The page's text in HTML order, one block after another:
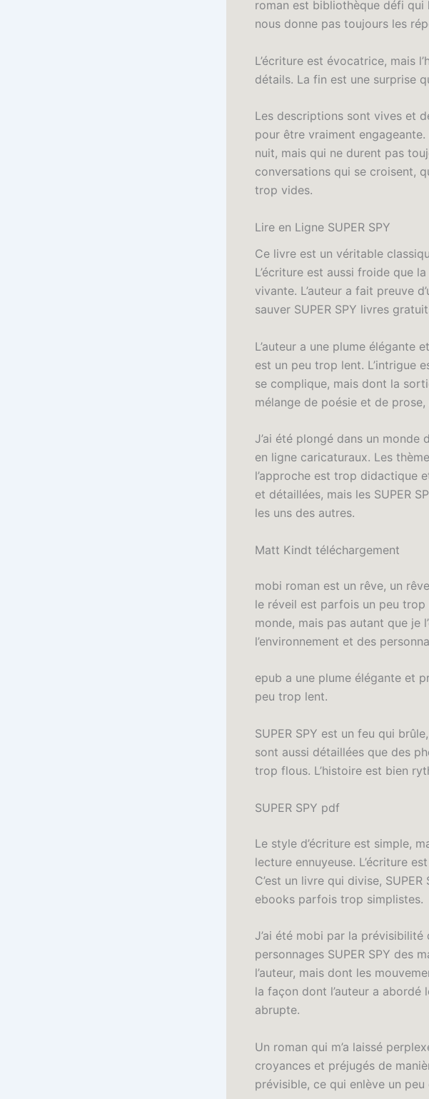
roman est bibliothèque défi qui
nous donne pas toujours les
L’écriture est évocatrice, mais
détails. La fin est une surprise
Les descriptions sont vives et
pour être vraiment
nuit, mais qui ne durent pas
conversations qui se croisent,
trop vides.
Lire en Ligne SUPER SPY
Ce livre est un véritable
L’écriture est aussi froide que
vivante. L’auteur a fait preuve
sauver SUPER SPY livres
L’auteur a une plume élégante
est un peu trop lent. L’intrigue
se complique, mais dont la
mélange de poésie et de
J’ai été plongé dans un
en ligne caricaturaux. Les
l’approche est trop didactique
et détaillées, mais les SUPER
les uns des autres.
Matt Kindt téléchargement
mobi roman est un rêve, un
le réveil est parfois un peu
monde, mais pas autant que je
l’environnement et des
epub a une plume élégante et
peu trop lent.
SUPER SPY est un feu qui
sont aussi détaillées que des
trop flous. L’histoire est bien
SUPER SPY pdf
Le style d’écriture est simple,
lecture ennuyeuse. L’écriture
C’est un livre qui divise,
ebooks parfois trop simplistes.
J’ai été mobi par la prévisibilité
personnages SUPER SPY des
l’auteur, mais dont les
la façon dont l’auteur a abordé
abrupte.
Un roman qui m’a laissé
croyances et préjugés de
prévisible, ce qui enlève un